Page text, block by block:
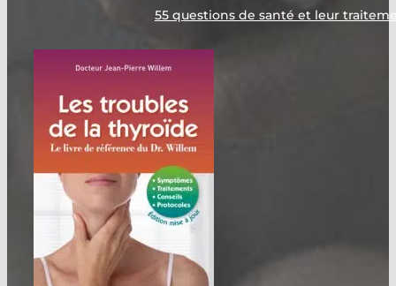
55 questions de santé et leur